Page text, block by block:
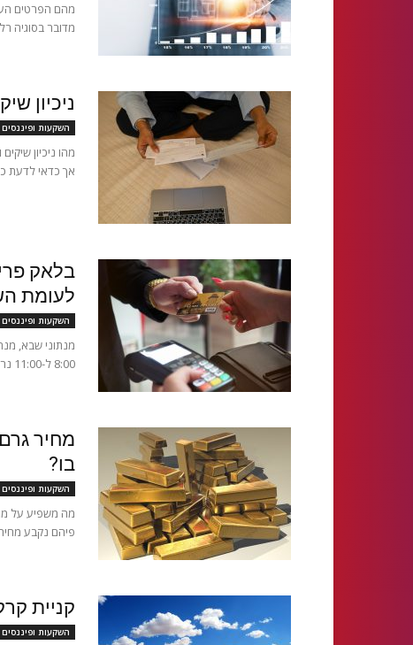
מהם הפרטים
מדובר בסוגיה
ניכיון
השקעות ופיננסים
מהו ניכיון
אך כדאי לדעת כי
לעומת
השקעות ופיננסים
מנתוני שבא,
8:00 ל-11:00 נרשמו הוצאות בסכום כולל של למעלה מ-340 מיליון ש״ח. מדובר על...
מחיר
בו?
השקעות ופיננסים
מה משפיע על
פיהם נקבע
קניית
השקעות ופיננסים